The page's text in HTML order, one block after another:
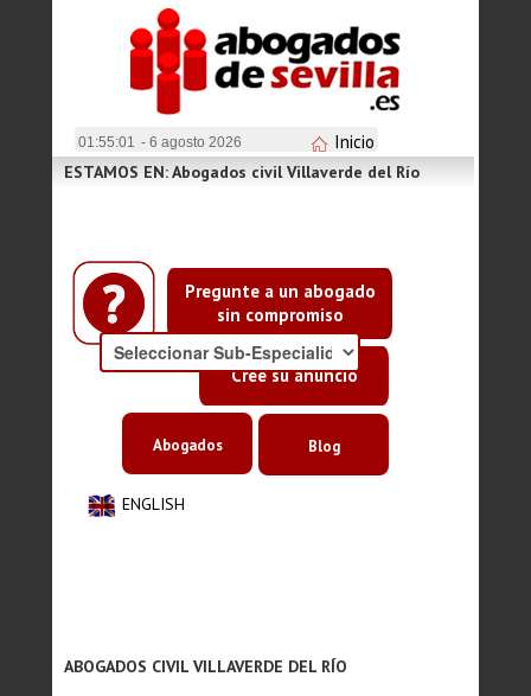
01:55:01 - 6 agosto 2026 Inicio
Pregunte a un abogado
sin compromiso
Cree su anuncio
ESTAMOS EN: Abogados civil Villaverde del Río
ENGLISH
Abogados Blog
ABOGADOS CIVIL VILLAVERDE DEL RÍO